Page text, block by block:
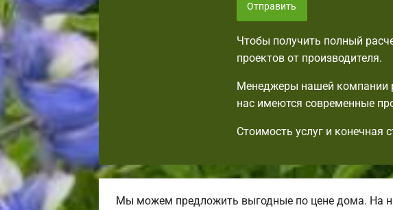
Отправить
Чтобы получить полный
проектов от производителя.
Менеджеры нашей компании
нас имеются современные
Стоимость услуг и конечная
Мы можем предложить выгодные по цене дома. На